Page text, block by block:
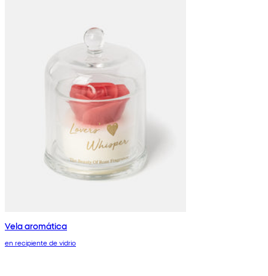
Vela aromática
en recipiente de vidrio